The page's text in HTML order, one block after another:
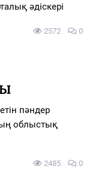
әдіскері
2572 0
пәндер
облыстық
2485 0